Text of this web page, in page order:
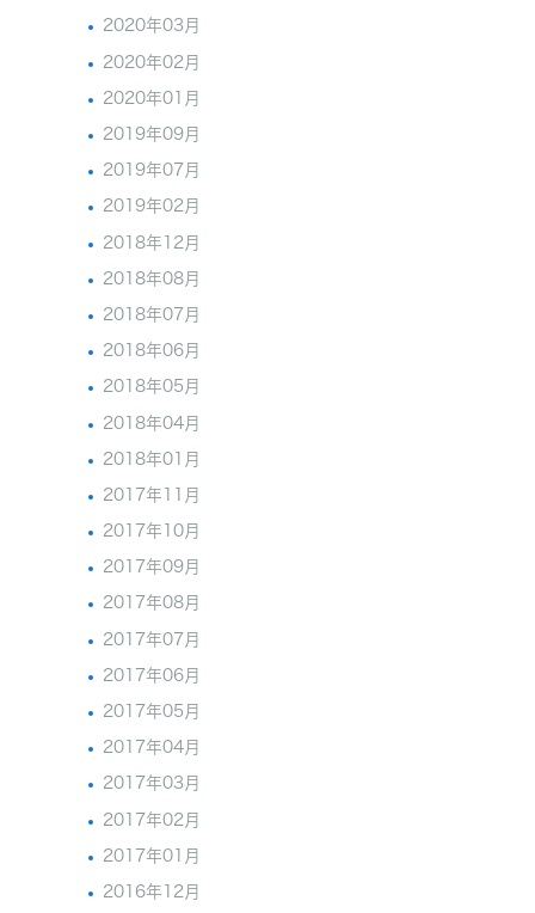
2020年03月
2020年02月
2020年01月
2019年09月
2019年07月
2019年02月
2018年12月
2018年08月
2018年07月
2018年06月
2018年05月
2018年04月
2018年01月
2017年11月
2017年10月
2017年09月
2017年08月
2017年07月
2017年06月
2017年05月
2017年04月
2017年03月
2017年02月
2017年01月
2016年12月